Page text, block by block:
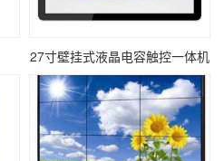
27寸壁挂式液晶电容触控一体机